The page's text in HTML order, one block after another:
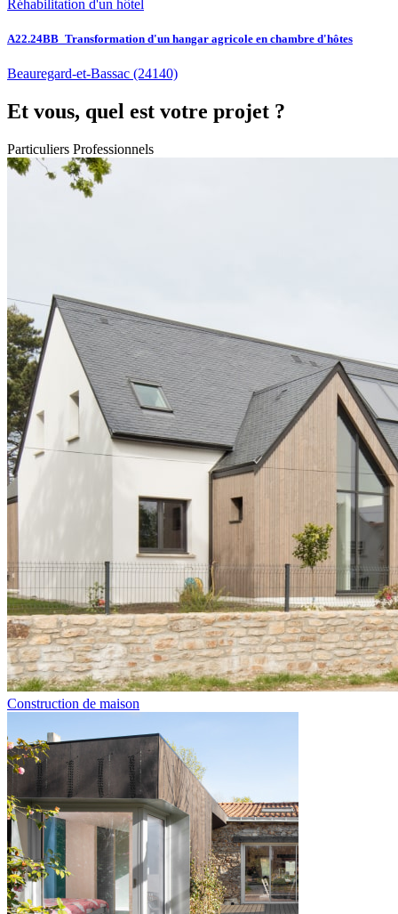
Réhabilitation d'un hôtel
A22.24BB_Transformation d'un hangar agricole en chambre d'hôtes
Beauregard-et-Bassac (24140)
Et vous, quel est votre projet ?
Particuliers Professionnels
Construction de maison